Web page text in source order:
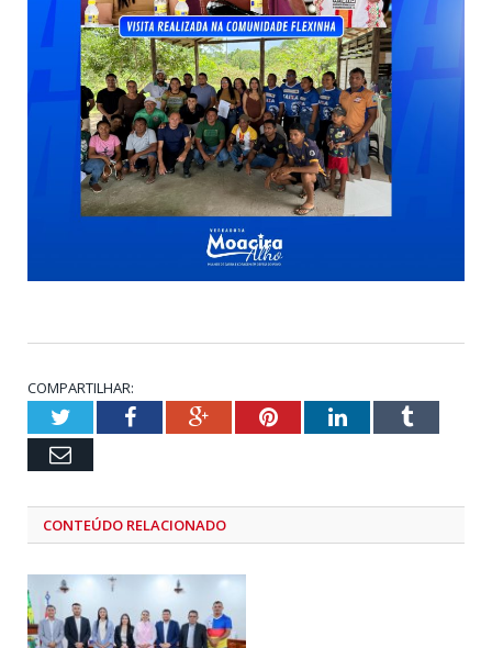
COMPARTILHAR:
TwitterFacebookGoogle+PinterestLinkedInTumblr
Email
CONTEÚDO RELACIONADO